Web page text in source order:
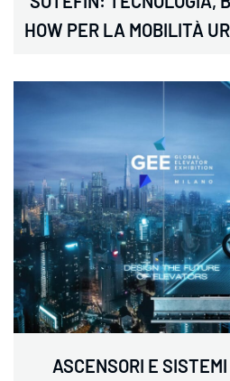
HOW PER LA MOBILITÀ
ASCENSORI E